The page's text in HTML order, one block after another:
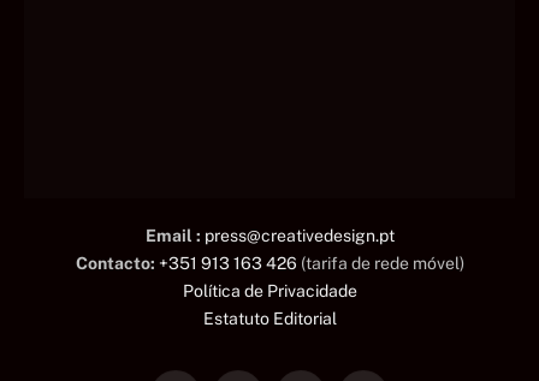
Email : press@creativedesign.pt
Contacto: +351 913 163 426 (tarifa de rede móvel)
Política de Privacidade
Estatuto Editorial